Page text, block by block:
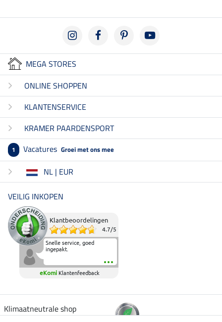
MEGA STORES
ONLINE SHOPPEN
KLANTENSERVICE
KRAMER PAARDENSPORT
1 Vacatures Groei met ons mee
NL | EUR
VEILIG INKOPEN
Klantbeoordelingen
4.7/5
Snelle service, goed
ingepakt.
eKomi Klantenfeedback
Klimaatneutrale shop